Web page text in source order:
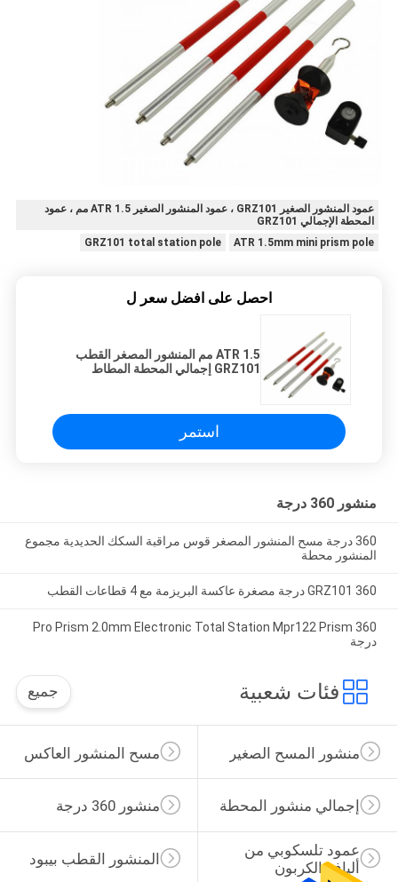
عمود المنشور الصغير GRZ101 ، عمود المنشور الصغير ATR 1.5 مم ، عمود
المحطة الإجمالي GRZ101
ATR 1.5mm mini prism pole
GRZ101 total station pole
احصل على افضل سعر ل
ATR 1.5 مم المنشور المصغر القطب
GRZ101 إجمالي المحطة المطاط
استمر
منشور 360 درجة
360 درجة مسح المنشور المصغر قوس مراقبة السكك الحديدية مجموع
المنشور محطة
GRZ101 360 درجة مصغرة عاكسة البريزمة مع 4 قطاعات القطب
Pro Prism 2.0mm Electronic Total Station Mpr122 Prism 360
درجة
فئات شعبية جميع
مسح المنشور العاكس منشور المسح الصغير
منشور 360 درجة إجمالي منشور المحطة
المنشور القطب بيبود
عمود تلسكوبي من
ألياف الكربون